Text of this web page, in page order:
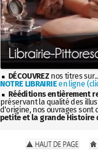
DÉCOUVREZ nos titres
NOTRE LIBRAIRIEen ligne
Rééditions entièrement
préservant la qualité des
d'origine, nos ouvrages sont
petite et la grande Histoire